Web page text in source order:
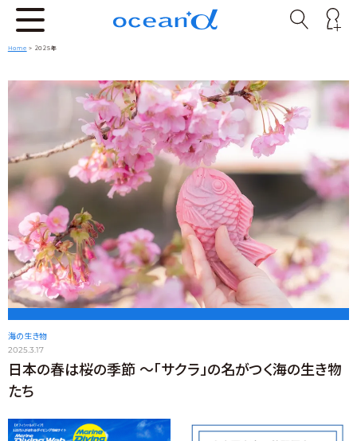
Home > 2025年
海の生き物
2025.3.17
日本の春は桜の季節 〜「サクラ」の名がつく海の生き物
たち